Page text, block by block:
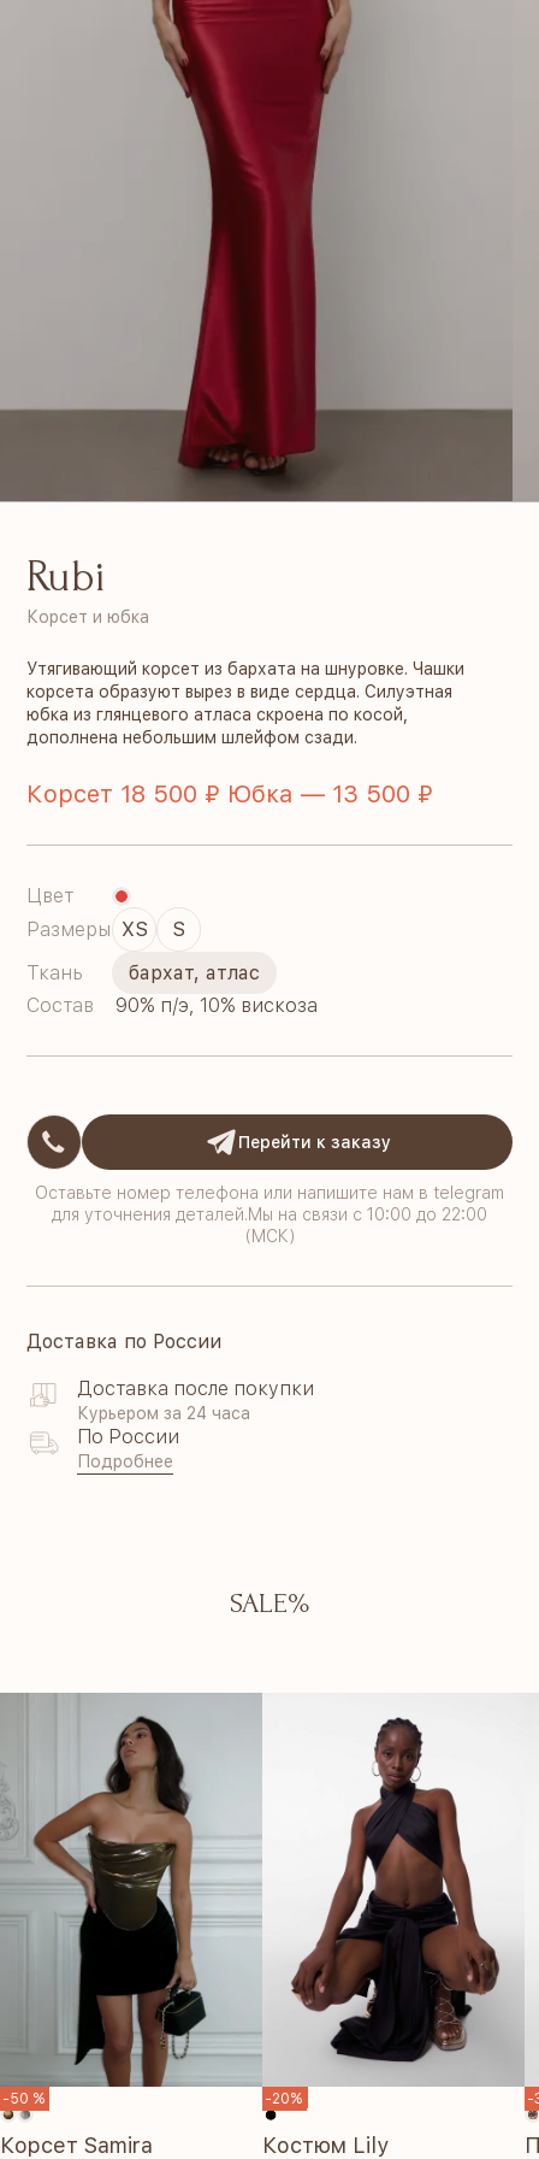
Rubi
Корсет и юбка
Утягивающий корсет из бархата на шнуровке. Чашки
корсета образуют вырез в виде сердца. Силуэтная
юбка из глянцевого атласа скроена по косой,
дополнена небольшим шлейфом сзади.
Корсет 18 500 ₽ Юбка — 13 500 ₽
Цвет
Размеры XS
S
Ткань
бархат, атлас
Состав
90% п/э, 10% вискоза
Перейти к заказу
Оставьте номер телефона или напишите нам в telegram
для уточнения деталей.Мы на связи с 10:00 до 22:00
(МСК)
Доставка по России
Доставка после покупки
Курьером за 24 часа
По России
Подробнее
SALE%
-50 %
Корсет Samira
SALE
-20%
Костюм Lily
-